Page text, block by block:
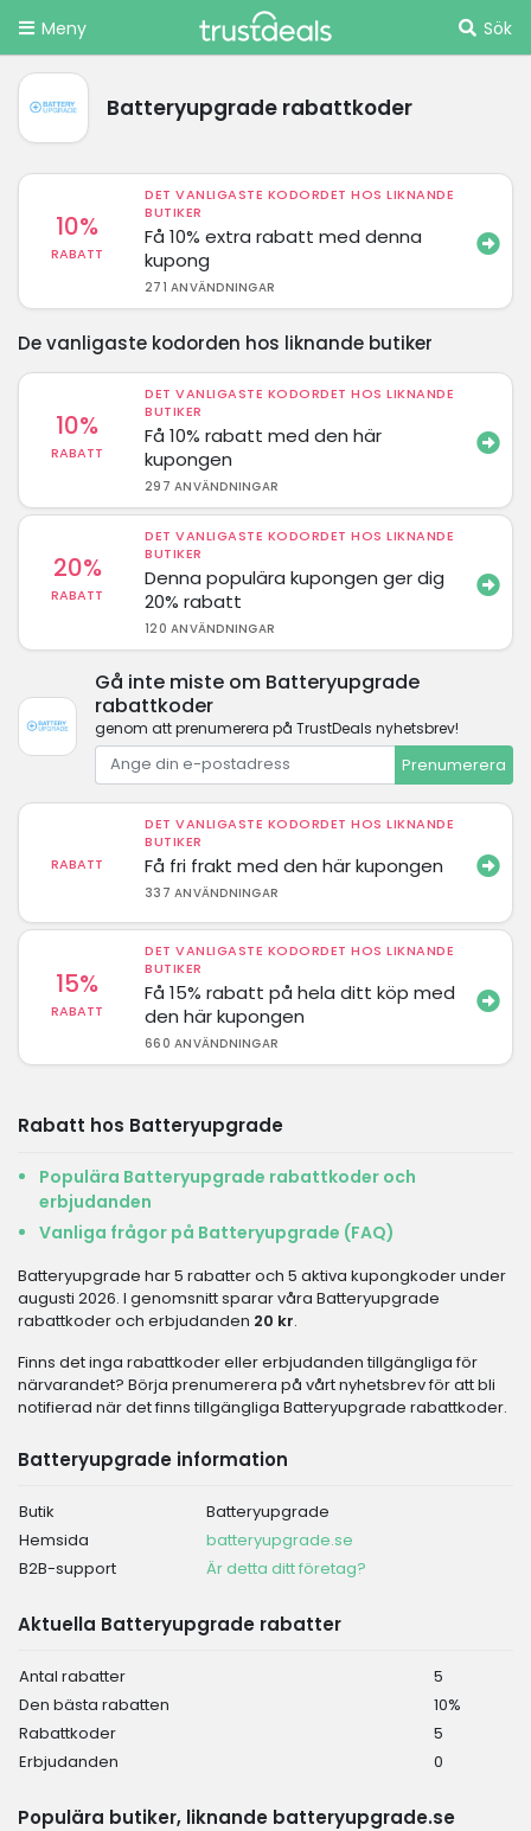
Meny Sök
Batteryupgrade rabattkoder
10%
RABATT
DET VANLIGASTE KODORDET HOS LIKNANDE
BUTIKER
Få 10% extra rabatt med denna
kupong
271 ANVÄNDNINGAR
De vanligaste kodorden hos liknande butiker
10%
RABATT
DET VANLIGASTE KODORDET HOS LIKNANDE
BUTIKER
Få 10% rabatt med den här
kupongen
297 ANVÄNDNINGAR
20%
RABATT
DET VANLIGASTE KODORDET HOS LIKNANDE
BUTIKER
Denna populära kupongen ger dig
20% rabatt
120 ANVÄNDNINGAR
Gå inte miste om Batteryupgrade
rabattkoder
genom att prenumerera på TrustDeals nyhetsbrev!
Prenumerera
RABATT
DET VANLIGASTE KODORDET HOS LIKNANDE
BUTIKER
Få fri frakt med den här kupongen
337 ANVÄNDNINGAR
15%
RABATT
DET VANLIGASTE KODORDET HOS LIKNANDE
BUTIKER
Få 15% rabatt på hela ditt köp med
den här kupongen
660 ANVÄNDNINGAR
Rabatt hos Batteryupgrade
Populära Batteryupgrade rabattkoder och
erbjudanden
Vanliga frågor på Batteryupgrade (FAQ)
Batteryupgrade har 5 rabatter och 5 aktiva kupongkoder under
augusti 2026. I genomsnitt sparar våra Batteryupgrade
rabattkoder och erbjudanden 20 kr.
Finns det inga rabattkoder eller erbjudanden tillgängliga för
närvarandet? Börja prenumerera på vårt nyhetsbrev för att bli
notifierad när det finns tillgängliga Batteryupgrade rabattkoder.
Batteryupgrade information
Butik
Batteryupgrade
Hemsida
batteryupgrade.se
B2B-support
Är detta ditt företag?
Aktuella Batteryupgrade rabatter
Antal rabatter
5
Den bästa rabatten
10%
Rabattkoder
5
Erbjudanden
0
Populära butiker, liknande batteryupgrade.se